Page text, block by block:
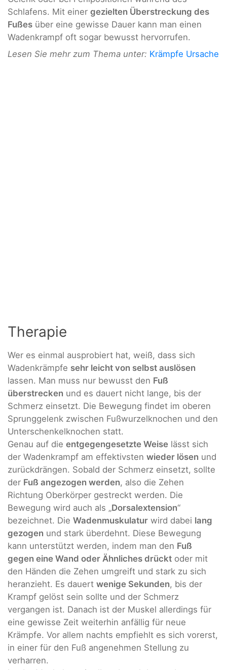
Schlafens. Mit einer gezielten Überstreckung des
Fußes über eine gewisse Dauer kann man einen
Wadenkrampf oft sogar bewusst hervorrufen.
Lesen Sie mehr zum Thema unter: Krämpfe Ursache
Therapie
Wer es einmal ausprobiert hat, weiß, dass sich
Wadenkrämpfe sehr leicht von selbst auslösen
lassen. Man muss nur bewusst den Fuß
überstrecken und es dauert nicht lange, bis der
Schmerz einsetzt. Die Bewegung findet im oberen
Sprunggelenk zwischen Fußwurzelknochen und den
Unterschenkelknochen statt.
Genau auf die entgegengesetzte Weise lässt sich
der Wadenkrampf am effektivsten wieder lösen und
zurückdrängen. Sobald der Schmerz einsetzt, sollte
der Fuß angezogen werden, also die Zehen
Richtung Oberkörper gestreckt werden. Die
Bewegung wird auch als „Dorsalextension“
bezeichnet. Die Wadenmuskulatur wird dabei lang
gezogen und stark überdehnt. Diese Bewegung
kann unterstützt werden, indem man den Fuß
gegen eine Wand oder Ähnliches drückt oder mit
den Händen die Zehen umgreift und stark zu sich
heranzieht. Es dauert wenige Sekunden, bis der
Krampf gelöst sein sollte und der Schmerz
vergangen ist. Danach ist der Muskel allerdings für
eine gewisse Zeit weiterhin anfällig für neue
Krämpfe. Vor allem nachts empfiehlt es sich vorerst,
in einer für den Fuß angenehmen Stellung zu
verharren.